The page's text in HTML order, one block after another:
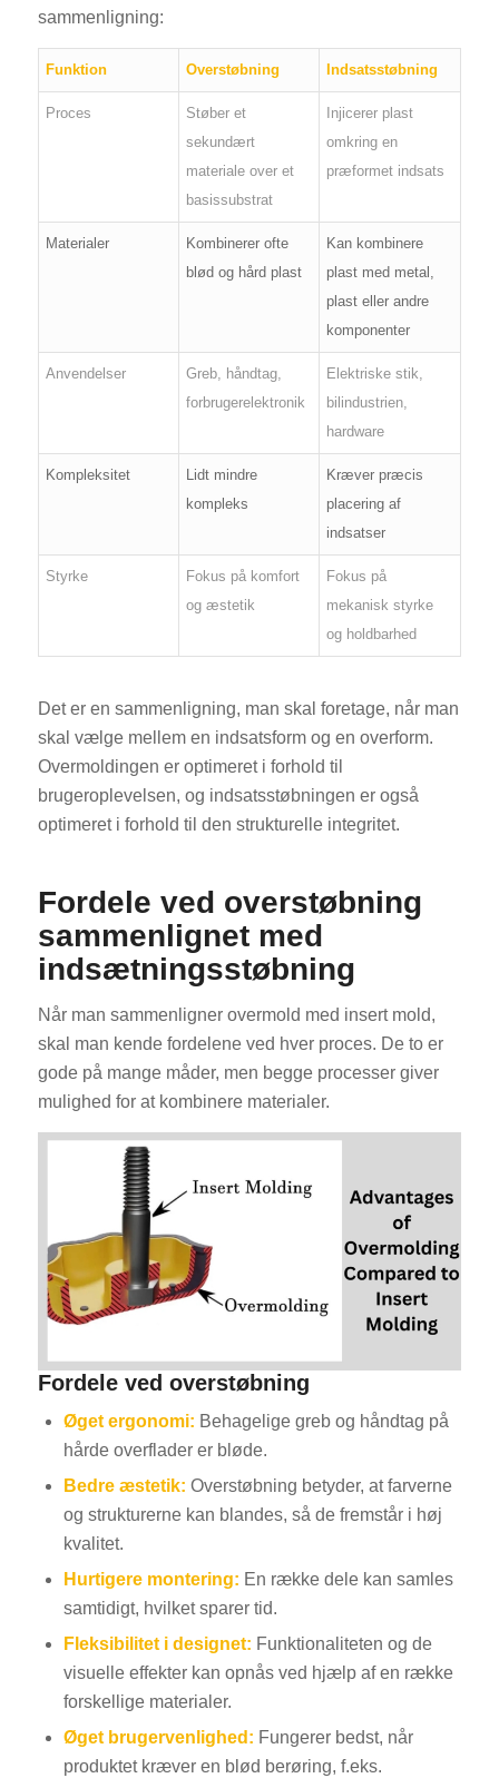
sammenligning:
Funktion Overstøbning Indsatsstøbning
Proces
Støber et
sekundært
materiale over et
basissubstrat
Injicerer plast
omkring en
præformet indsats
Materialer
Kombinerer ofte
blød og hård plast
Kan kombinere
plast med metal,
plast eller andre
komponenter
Anvendelser
Greb, håndtag,
forbrugerelektronik
Elektriske stik,
bilindustrien,
hardware
Kompleksitet
Lidt mindre
kompleks
Kræver præcis
placering af
indsatser
Styrke
Fokus på komfort
og æstetik
Fokus på
mekanisk styrke
og holdbarhed
Det er en sammenligning, man skal foretage, når man
skal vælge mellem en indsatsform og en overform.
Overmoldingen er optimeret i forhold til
brugeroplevelsen, og indsatsstøbningen er også
optimeret i forhold til den strukturelle integritet.
Fordele ved overstøbning
sammenlignet med
indsætningsstøbning
Når man sammenligner overmold med insert mold,
skal man kende fordelene ved hver proces. De to er
gode på mange måder, men begge processer giver
mulighed for at kombinere materialer.
Fordele ved overstøbning
Øget ergonomi: Behagelige greb og håndtag på
hårde overflader er bløde.
Bedre æstetik: Overstøbning betyder, at farverne
og strukturerne kan blandes, så de fremstår i høj
kvalitet.
Hurtigere montering: En række dele kan samles
samtidigt, hvilket sparer tid.
Fleksibilitet i designet: Funktionaliteten og de
visuelle effekter kan opnås ved hjælp af en række
forskellige materialer.
Øget brugervenlighed: Fungerer bedst, når
produktet kræver en blød berøring, f.eks.